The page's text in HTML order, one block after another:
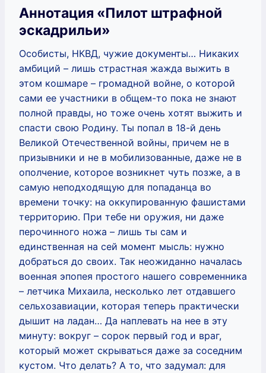
Аннотация «Пилот штрафной
эскадрильи»
Особисты, НКВД, чужие документы… Никаких
амбиций – лишь страстная жажда выжить в
этом кошмаре – громадной войне, о которой
сами ее участники в общем-то пока не знают
полной правды, но тоже очень хотят выжить и
спасти свою Родину. Ты попал в 18-й день
Великой Отечественной войны, причем не в
призывники и не в мобилизованные, даже не в
ополчение, которое возникнет чуть позже, а в
самую неподходящую для попаданца во
времени точку: на оккупированную фашистами
территорию. При тебе ни оружия, ни даже
перочинного ножа – лишь ты сам и
единственная на сей момент мысль: нужно
добраться до своих. Так неожиданно началась
военная эпопея простого нашего современника
– летчика Михаила, несколько лет отдавшего
сельхозавиации, которая теперь практически
дышит на ладан… Да наплевать на нее в эту
минуту: вокруг – сорок первый год и враг,
который может скрываться даже за соседним
кустом. Что делать? А то, что задумал: для